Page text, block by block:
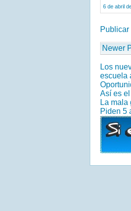
6 de abril
Publicar
Newer
Los
escuela
Así es
La
Piden 5